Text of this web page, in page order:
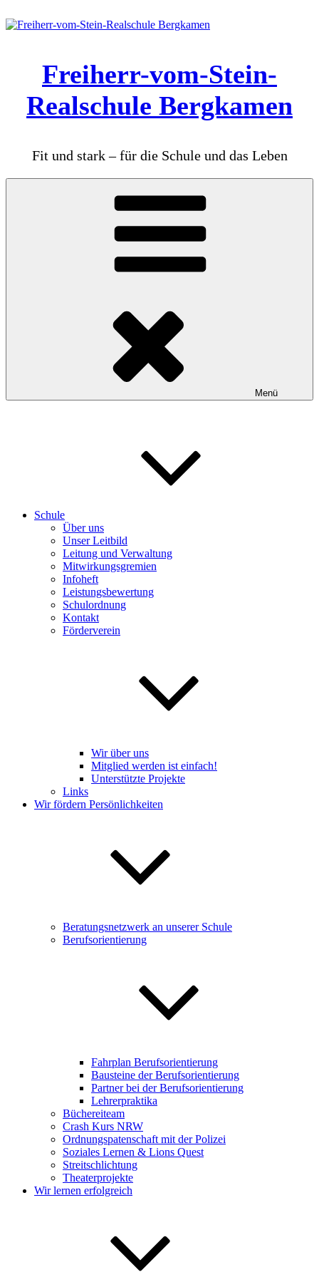
Inhalt
Freiherr-vom-Stein-
Realschule Bergkamen
Fit und stark – für die Schule und das Leben
Menü
Schule
Über uns
Unser Leitbild
Leitung und Verwaltung
Mitwirkungsgremien
Infoheft
Leistungsbewertung
Schulordnung
Kontakt
Förderverein
Wir über uns
Mitglied werden ist einfach!
Unterstützte Projekte
Links
Wir fördern Persönlichkeiten
Beratungsnetzwerk an unserer Schule
Berufsorientierung
Fahrplan Berufsorientierung
Bausteine der Berufsorientierung
Partner bei der Berufsorientierung
Lehrerpraktika
Büchereiteam
Crash Kurs NRW
Ordnungspatenschaft mit der Polizei
Soziales Lernen & Lions Quest
Streitschlichtung
Theaterprojekte
Wir lernen erfolgreich